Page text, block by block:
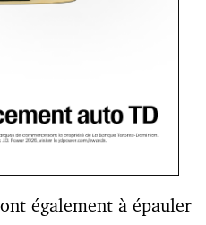
également à épauler